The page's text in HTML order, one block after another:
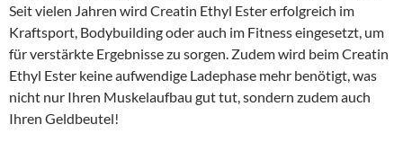
Seit vielen Jahren wird Creatin Ethyl Ester erfolgreich im
Kraftsport, Bodybuilding oder auch im Fitness eingesetzt, um
für verstärkte Ergebnisse zu sorgen. Zudem wird beim Creatin
Ethyl Ester keine aufwendige Ladephase mehr benötigt, was
nicht nur Ihren Muskelaufbau gut tut, sondern zudem auch
Ihren Geldbeutel!